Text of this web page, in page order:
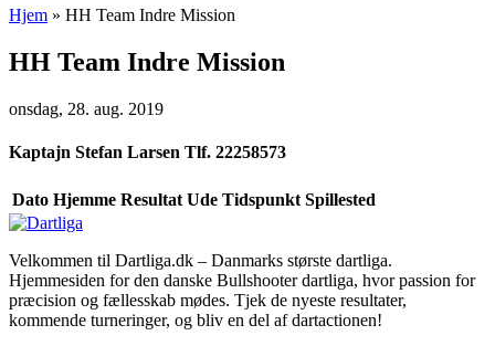
Hjem » HH Team Indre Mission
HH Team Indre Mission
onsdag, 28. aug. 2019
Kaptajn Stefan Larsen Tlf. 22258573
Dato Hjemme Resultat Ude Tidspunkt Spillested
Velkommen til Dartliga.dk – Danmarks største dartliga.
Hjemmesiden for den danske Bullshooter dartliga, hvor passion for
præcision og fællesskab mødes. Tjek de nyeste resultater,
kommende turneringer, og bliv en del af dartactionen!